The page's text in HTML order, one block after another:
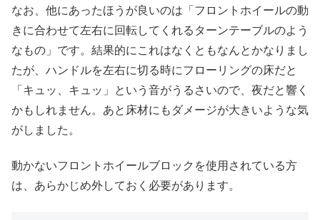
なお、他にあったほうが良いのは「フロントホイールの動
きに合わせて左右に回転してくれるターンテーブルのよう
なもの」です。結果的にこれはなくともなんとかなりまし
たが、ハンドルを左右に切る時にフローリングの床だと
「キュッ、キュッ」という音がうるさいので、夜だと響く
かもしれません。あと床材にもダメージが大きいような気
がしました。
動かないフロントホイールブロックを使用されている方
は、あらかじめ外しておく必要があります。